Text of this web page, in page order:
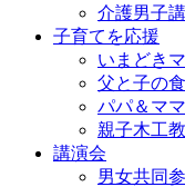
介護男子
子育てを応援
いまどき
父と子の
パパ＆マ
親子木工
講演会
男女共同